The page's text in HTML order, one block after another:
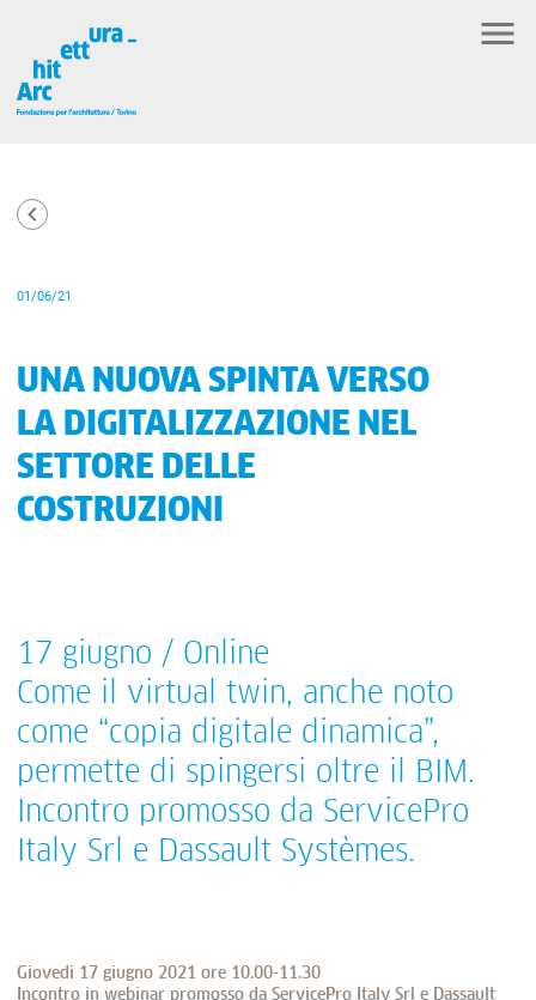
01/06/21
UNA NUOVA SPINTA VERSO
LA DIGITALIZZAZIONE NEL
SETTORE DELLE
COSTRUZIONI
17 giugno / Online
Come il virtual twin, anche noto
come “copia digitale dinamica”,
permette di spingersi oltre il BIM.
Incontro promosso da ServicePro
Italy Srl e Dassault Systèmes.
Giovedì 17 giugno 2021 ore 10.00-11.30
Incontro in webinar promosso da ServicePro Italy Srl e Dassault